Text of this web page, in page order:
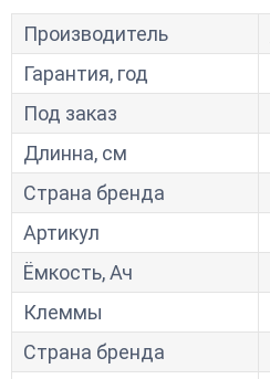
Производитель
Гарантия, год
Под заказ
Длинна, см
Страна бренда
Артикул
Ёмкость, Ач
Клеммы
Страна бренда